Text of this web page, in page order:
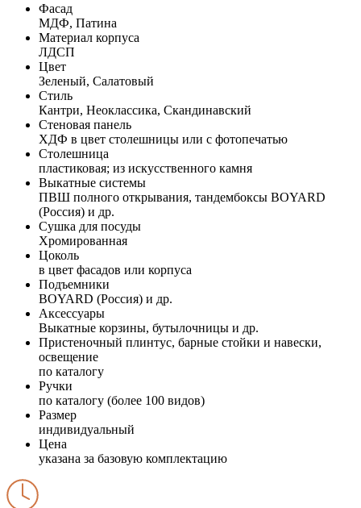
Фасад
МДФ, Патина
Материал корпуса
ЛДСП
Цвет
Зеленый, Салатовый
Стиль
Кантри, Неоклассика, Скандинавский
Стеновая панель
ХДФ в цвет столешницы или с фотопечатью
Столешница
пластиковая; из искусственного камня
Выкатные системы
ПВШ полного открывания, тандембоксы BOYARD
(Россия) и др.
Сушка для посуды
Хромированная
Цоколь
в цвет фасадов или корпуса
Подъемники
BOYARD (Россия) и др.
Аксессуары
Выкатные корзины, бутылочницы и др.
Пристеночный плинтус, барные стойки и навески,
освещение
по каталогу
Ручки
по каталогу (более 100 видов)
Размер
индивидуальный
Цена
указана за базовую комплектацию